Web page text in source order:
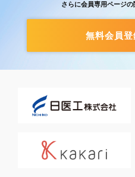
さらに会員専用ページの
無料会員